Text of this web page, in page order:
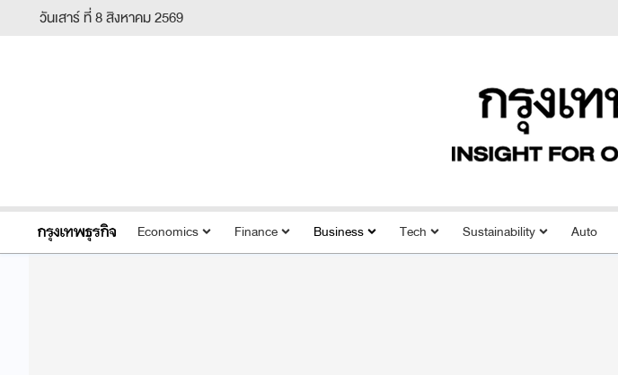
วันเสาร์ ที่ 8 สิงหาคม 2569
Economics Finance Business Tech Sustainability Auto